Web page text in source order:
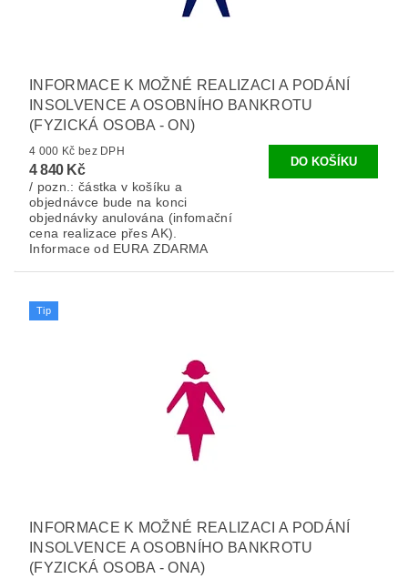
INFORMACE K MOŽNÉ REALIZACI A PODÁNÍ
INSOLVENCE A OSOBNÍHO BANKROTU
(FYZICKÁ OSOBA - ON)
4 000 Kč bez DPH
4 840 Kč
/ pozn.: částka v košíku a
objednávce bude na konci
objednávky anulována (infomační
cena realizace přes AK).
Informace od EURA ZDARMA
Tip
INFORMACE K MOŽNÉ REALIZACI A PODÁNÍ
INSOLVENCE A OSOBNÍHO BANKROTU
(FYZICKÁ OSOBA - ONA)